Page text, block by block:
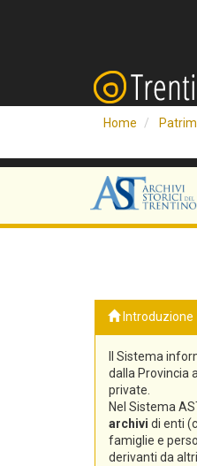
Home
Introduzione
Il Sistema
dalla Provincia
private.
Nel Sistema
archivi di enti
famiglie e
derivanti da